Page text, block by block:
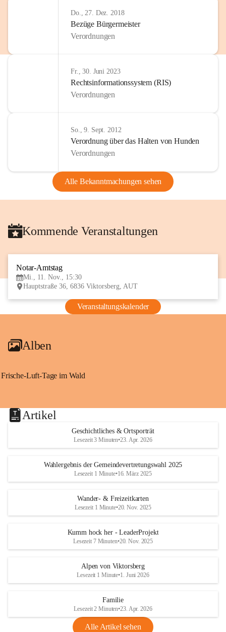
Do., 27. Dez. 2018
Bezüge Bürgermeister
Verordnungen
Fr., 30. Juni 2023
Rechtsinformationssystem (RIS)
Verordnungen
So., 9. Sept. 2012
Verordnung über das Halten von Hunden
Verordnungen
Alle Bekanntmachungen sehen
Kommende Veranstaltungen
Notar-Amtstag
Mi., 11. Nov., 15:30
Hauptstraße 36, 6836 Viktorsberg, AUT
Veranstaltungskalender
Alben
Frische-Luft-Tage im Wald
Artikel
Geschichtliches & Ortsporträt
Lesezeit 3 Minuten•23. Apr. 2026
Wahlergebnis der Gemeindevertretungswahl 2025
Lesezeit 1 Minute•16. März 2025
Wander- & Freizeitkarten
Lesezeit 1 Minute•20. Nov. 2025
Kumm hock her - LeaderProjekt
Lesezeit 7 Minuten•20. Nov. 2025
Alpen von Viktorsberg
Lesezeit 1 Minute•1. Juni 2026
Familie
Lesezeit 2 Minuten•23. Apr. 2026
Alle Artikel sehen